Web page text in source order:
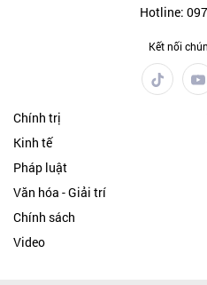
Hotline:
Kết nối
Chính trị
Kinh tế
Pháp luật
Văn hóa - Giải trí
Chính sách
Video